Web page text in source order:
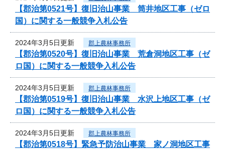
【郡治第0521号】復旧治山事業 筒井地区工事（ゼロ
国）に関する一般競争入札公告
2024年3月5日更新 郡上農林事務所
【郡治第0520号】復旧治山事業 荒倉洞地区工事（ゼ
ロ国）に関する一般競争入札公告
2024年3月5日更新 郡上農林事務所
【郡治第0519号】復旧治山事業 水沢上地区工事（ゼ
ロ国）に関する一般競争入札公告
2024年3月5日更新 郡上農林事務所
【郡治第0518号】緊急予防治山事業 家ノ洞地区工事